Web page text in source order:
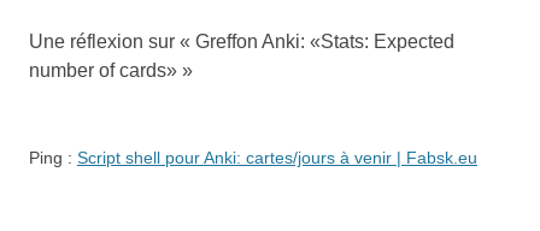
Une réflexion sur « Greffon Anki: «Stats: Expected
number of cards» »
Ping : Script shell pour Anki: cartes/jours à venir | Fabsk.eu